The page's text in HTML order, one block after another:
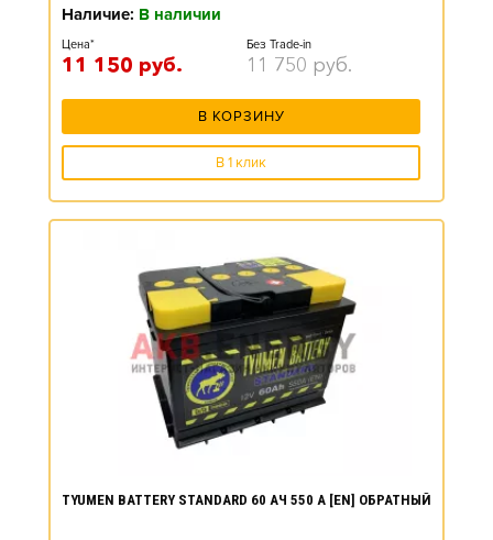
Наличие: В наличии
Цена*
11 150 руб.
Без Trade-in
11 750 руб.
В КОРЗИНУ
В 1 клик
TYUMEN BATTERY STANDARD 60 АЧ 550 А [EN] ОБРАТНЫЙ